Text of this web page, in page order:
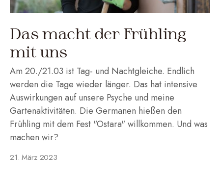
Das macht der Frühling
mit uns
Am 20./21.03 ist Tag- und Nachtgleiche. Endlich
werden die Tage wieder länger. Das hat intensive
Auswirkungen auf unsere Psyche und meine
Gartenaktivitäten. Die Germanen hießen den
Frühling mit dem Fest "Ostara" willkommen. Und was
machen wir?
21. März 2023